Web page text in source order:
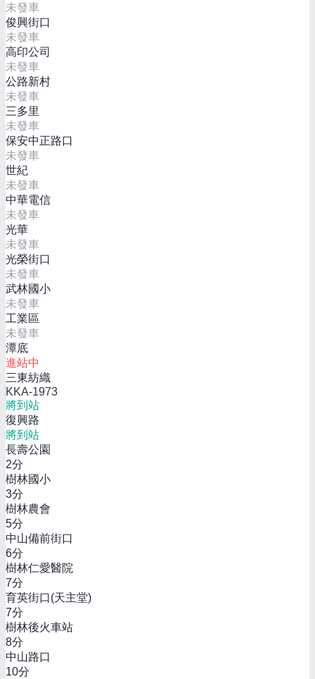
未發車
俊興街口
未發車
高印公司
未發車
公路新村
未發車
三多里
未發車
保安中正路口
未發車
世紀
未發車
中華電信
未發車
光華
未發車
光榮街口
未發車
武林國小
未發車
工業區
未發車
潭底
進站中
三東紡織
KKA-1973
將到站
復興路
將到站
長壽公園
2分
樹林國小
3分
樹林農會
5分
中山備前街口
6分
樹林仁愛醫院
7分
育英街口(天主堂)
7分
樹林後火車站
8分
中山路口
10分